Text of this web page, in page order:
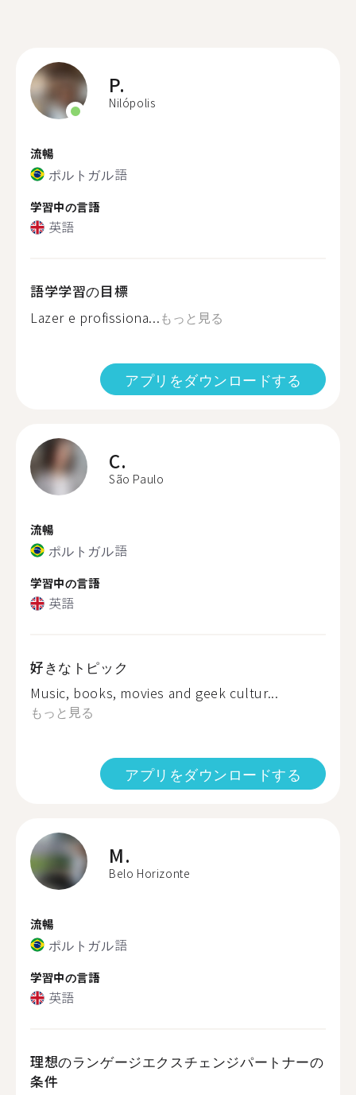
P.
Nilópolis
流暢
ポルトガル語
学習中の言語
英語
語学学習の目標
Lazer e profissiona...もっと見る
アプリをダウンロードする
C.
São Paulo
流暢
ポルトガル語
学習中の言語
英語
好きなトピック
Music, books, movies and geek cultur...
もっと見る
アプリをダウンロードする
M.
Belo Horizonte
流暢
ポルトガル語
学習中の言語
英語
理想のランゲージエクスチェンジパートナーの
条件